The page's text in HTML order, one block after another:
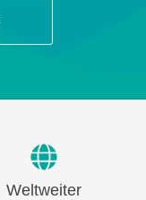
Weltweiter